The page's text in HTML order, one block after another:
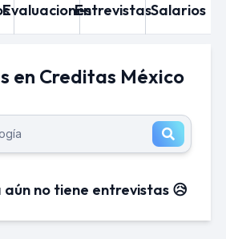
EvaluacionesEntrevistasSalarios
en Creditas México
aún no tiene entrevistas 😥